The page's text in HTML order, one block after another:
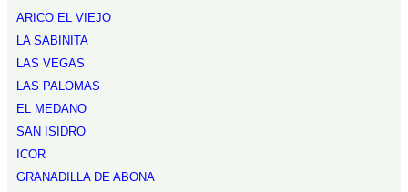
ARICO EL VIEJO
LA SABINITA
LAS VEGAS
LAS PALOMAS
EL MEDANO
SAN ISIDRO
ICOR
GRANADILLA DE ABONA